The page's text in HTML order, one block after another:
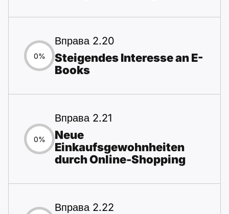
0%
Вправа 2.20
Steigendes Interesse an E-
Books
0%
Вправа 2.21
Neue
Einkaufsgewohnheiten
durch Online-Shopping
Вправа 2.22